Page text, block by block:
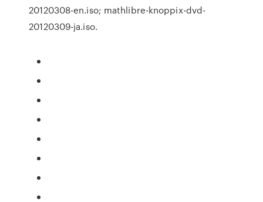
20120308-en.iso; mathlibre-knoppix-dvd-
20120309-ja.iso.